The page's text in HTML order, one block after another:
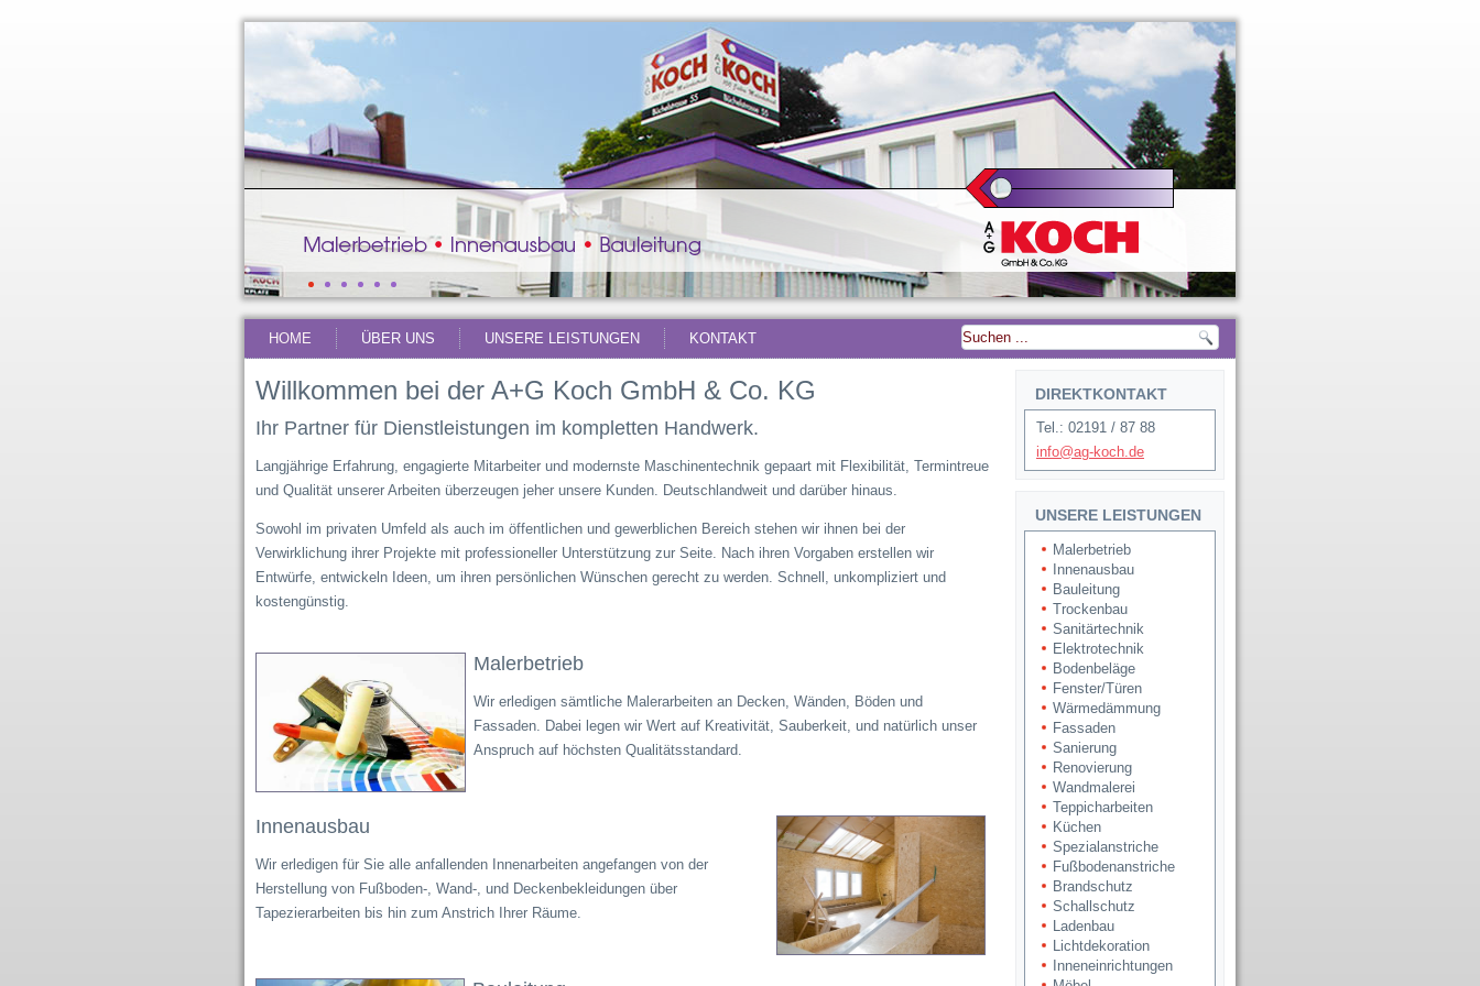
HOME ÜBER UNS UNSERE LEISTUNGEN KONTAKT
Willkommen bei der A+G Koch GmbH & Co. KG
Ihr Partner für Dienstleistungen im kompletten Handwerk.
Langjährige Erfahrung, engagierte Mitarbeiter und modernste Maschinentechnik gepaart mit Flexibilität, Termintreue
und Qualität unserer Arbeiten überzeugen jeher unsere Kunden. Deutschlandweit und darüber hinaus.
Sowohl im privaten Umfeld als auch im öffentlichen und gewerblichen Bereich stehen wir ihnen bei der
Verwirklichung ihrer Projekte mit professioneller Unterstützung zur Seite. Nach ihren Vorgaben erstellen wir
Entwürfe, entwickeln Ideen, um ihren persönlichen Wünschen gerecht zu werden. Schnell, unkompliziert und
kostengünstig.
Malerbetrieb
Wir erledigen sämtliche Malerarbeiten an Decken, Wänden, Böden und
Fassaden. Dabei legen wir Wert auf Kreativität, Sauberkeit, und natürlich unser
Anspruch auf höchsten Qualitätsstandard.
Innenausbau
Wir erledigen für Sie alle anfallenden Innenarbeiten angefangen von der
Herstellung von Fußboden-, Wand-, und Deckenbekleidungen über
Tapezierarbeiten bis hin zum Anstrich Ihrer Räume.
DIREKTKONTAKT
Tel.: 02191 / 87 88
info@ag-koch.de
UNSERE LEISTUNGEN
Malerbetrieb
Innenausbau
Bauleitung
Trockenbau
Sanitärtechnik
Elektrotechnik
Bodenbeläge
Fenster/Türen
Wärmedämmung
Fassaden
Sanierung
Renovierung
Wandmalerei
Teppicharbeiten
Küchen
Spezialanstriche
Fußbodenanstriche
Brandschutz
Schallschutz
Ladenbau
Lichtdekoration
Inneneinrichtungen